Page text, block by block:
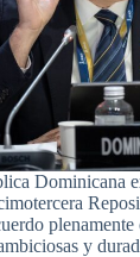
Dominicana
y